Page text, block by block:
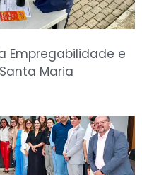
Empregabilidade e
Maria